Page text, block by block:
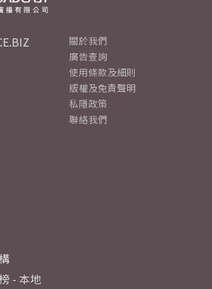
- 本地
關於我們
廣告查詢
使用條款及細則
版權及免責聲明
私隱政策
聯絡我們